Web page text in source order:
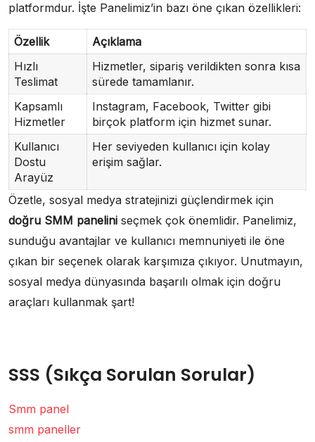
platformdur. İşte Panelimiz’in bazı öne çıkan özellikleri:
Özellik
Açıklama
Hızlı
Teslimat
Hizmetler, sipariş verildikten sonra kısa
sürede tamamlanır.
Kapsamlı
Hizmetler
Instagram, Facebook, Twitter gibi
birçok platform için hizmet sunar.
Kullanıcı
Dostu
Arayüz
Her seviyeden kullanıcı için kolay
erişim sağlar.
Özetle, sosyal medya stratejinizi güçlendirmek için
doğru SMM panelini seçmek çok önemlidir. Panelimiz,
sunduğu avantajlar ve kullanıcı memnuniyeti ile öne
çıkan bir seçenek olarak karşımıza çıkıyor. Unutmayın,
sosyal medya dünyasında başarılı olmak için doğru
araçları kullanmak şart!
SSS (Sıkça Sorulan Sorular)
Smm panel
smm paneller